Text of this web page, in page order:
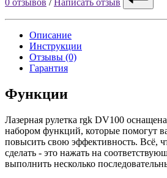
Описание
Инструкции
Отзывы (0)
Гарантия
Функции
Лазерная рулетка rgk DV100
набором функций, которые помогут
повысить свою эффективность. Всё,
сделать - это нажать на
выполнить несколько